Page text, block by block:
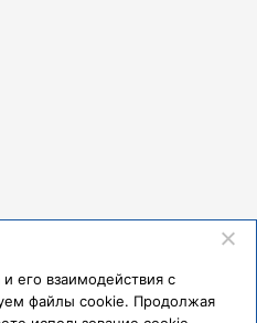
бюджетное образовательное
«Самарский
Федерации». Клиники СамГМУ
его взаимодействия с
файлы cookie. Продолжая